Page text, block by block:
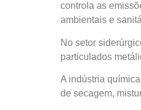
controla as
ambientais e
No setor
particulados
A indústria
de secagem,